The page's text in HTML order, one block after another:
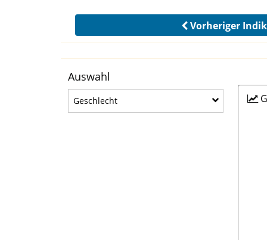
Vorheriger
Auswahl
GeschlechtGeschlecht